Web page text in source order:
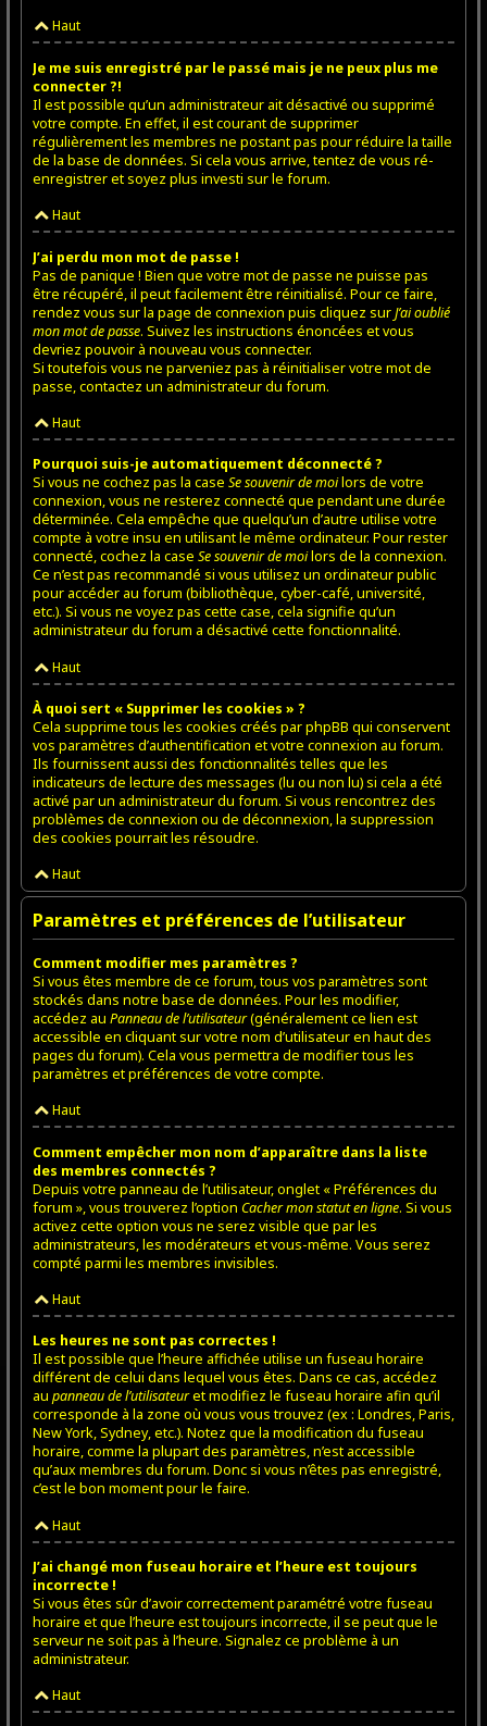
Haut
Je me suis enregistré par le passé mais je ne peux plus me
connecter ?!
Il est possible qu’un administrateur ait désactivé ou supprimé
votre compte. En effet, il est courant de supprimer
régulièrement les membres ne postant pas pour réduire la taille
de la base de données. Si cela vous arrive, tentez de vous ré-
enregistrer et soyez plus investi sur le forum.
Haut
J’ai perdu mon mot de passe !
Pas de panique ! Bien que votre mot de passe ne puisse pas
être récupéré, il peut facilement être réinitialisé. Pour ce faire,
rendez vous sur la page de connexion puis cliquez surJ’ai oublié
mon mot de passe. Suivez les instructions énoncées et vous
devriez pouvoir à nouveau vous connecter.
Si toutefois vous ne parveniez pas à réinitialiser votre mot de
passe, contactez un administrateur du forum.
Haut
Pourquoi suis-je automatiquement déconnecté ?
Si vous ne cochez pas la case Se souvenir de moilors de votre
connexion, vous ne resterez connecté que pendant une durée
déterminée. Cela empêche que quelqu’un d’autre utilise votre
compte à votre insu en utilisant le même ordinateur. Pour rester
connecté, cochez la case Se souvenir de moilors de la connexion.
Ce n’est pas recommandé si vous utilisez un ordinateur public
pour accéder au forum (bibliothèque, cyber-café, université,
etc.). Si vous ne voyez pas cette case, cela signifie qu’un
administrateur du forum a désactivé cette fonctionnalité.
Haut
À quoi sert « Supprimer les cookies » ?
Cela supprime tous les cookies créés par phpBB qui conservent
vos paramètres d’authentification et votre connexion au forum.
Ils fournissent aussi des fonctionnalités telles que les
indicateurs de lecture des messages (lu ou non lu) si cela a été
activé par un administrateur du forum. Si vous rencontrez des
problèmes de connexion ou de déconnexion, la suppression
des cookies pourrait les résoudre.
Haut
Paramètres et préférences de l’utilisateur
Comment modifier mes paramètres ?
Si vous êtes membre de ce forum, tous vos paramètres sont
stockés dans notre base de données. Pour les modifier,
accédez au Panneau de l’utilisateur(généralement ce lien est
accessible en cliquant sur votre nom d’utilisateur en haut des
pages du forum). Cela vous permettra de modifier tous les
paramètres et préférences de votre compte.
Haut
Comment empêcher mon nom d’apparaître dans la liste
des membres connectés ?
Depuis votre panneau de l’utilisateur, onglet « Préférences du
forum », vous trouverez l’option Cacher mon statut en ligne. Si vous
activez cette option vous ne serez visible que par les
administrateurs, les modérateurs et vous-même. Vous serez
compté parmi les membres invisibles.
Haut
Les heures ne sont pas correctes !
Il est possible que l’heure affichée utilise un fuseau horaire
différent de celui dans lequel vous êtes. Dans ce cas, accédez
au panneau de l’utilisateuret modifiez le fuseau horaire afin qu’il
corresponde à la zone où vous vous trouvez (ex : Londres, Paris,
New York, Sydney, etc.). Notez que la modification du fuseau
horaire, comme la plupart des paramètres, n’est accessible
qu’aux membres du forum. Donc si vous n’êtes pas enregistré,
c’est le bon moment pour le faire.
Haut
J’ai changé mon fuseau horaire et l’heure est toujours
incorrecte !
Si vous êtes sûr d’avoir correctement paramétré votre fuseau
horaire et que l’heure est toujours incorrecte, il se peut que le
serveur ne soit pas à l’heure. Signalez ce problème à un
administrateur.
Haut